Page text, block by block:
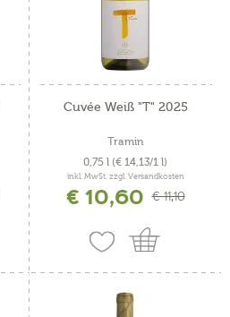
Cuvée Weiß "T" 2025
Tramin
0,75 l (€ 14,13/1 l)
inkl. MwSt. zzgl. Versandkosten
€ 10,60 € 11,10